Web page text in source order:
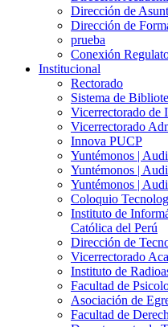
Dirección de
Dirección de
prueba
Conexión
Institucional
Rectorado
Sistema de
Vicerrectorado de
Vicerrectorado
Innova PUCP
Yuntémonos |
Yuntémonos |
Yuntémonos |
Coloquio
Instituto de
Católica del Perú
Dirección de
Vicerrectorado
Instituto de
Facultad de
Asociación de
Facultad de